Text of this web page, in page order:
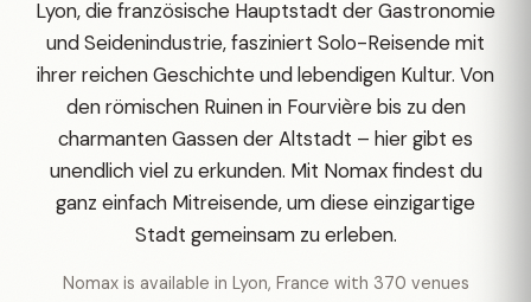
Lyon, die französische Hauptstadt der Gastronomie
und Seidenindustrie, fasziniert Solo-Reisende mit
ihrer reichen Geschichte und lebendigen Kultur. Von
den römischen Ruinen in Fourvière bis zu den
charmanten Gassen der Altstadt – hier gibt es
unendlich viel zu erkunden. Mit Nomax findest du
ganz einfach Mitreisende, um diese einzigartige
Stadt gemeinsam zu erleben.
Nomax is available in Lyon, France with 370 venues